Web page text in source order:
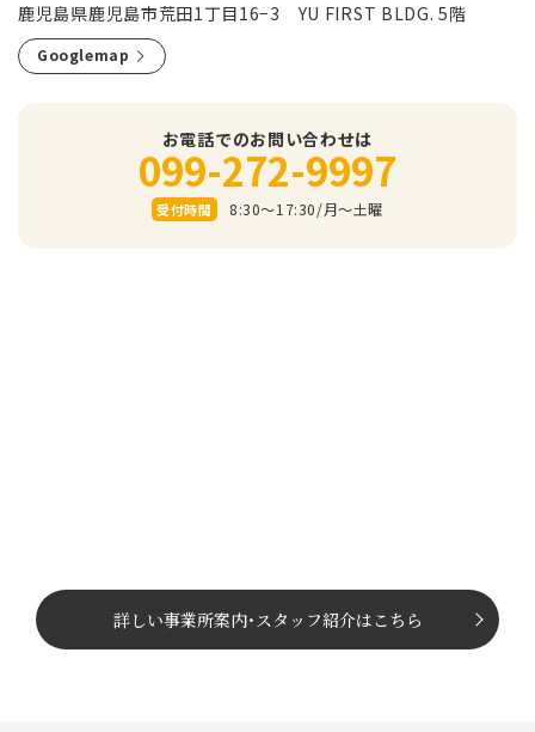
鹿児島県鹿児島市荒田1丁目16−3 YU FIRST BLDG. 5階
Googlemap
お電話でのお問い合わせは
099-272-9997
受付時間 8:30～17:30/⽉〜⼟曜
詳しい事業所案内･ スタッフ紹介はこちら